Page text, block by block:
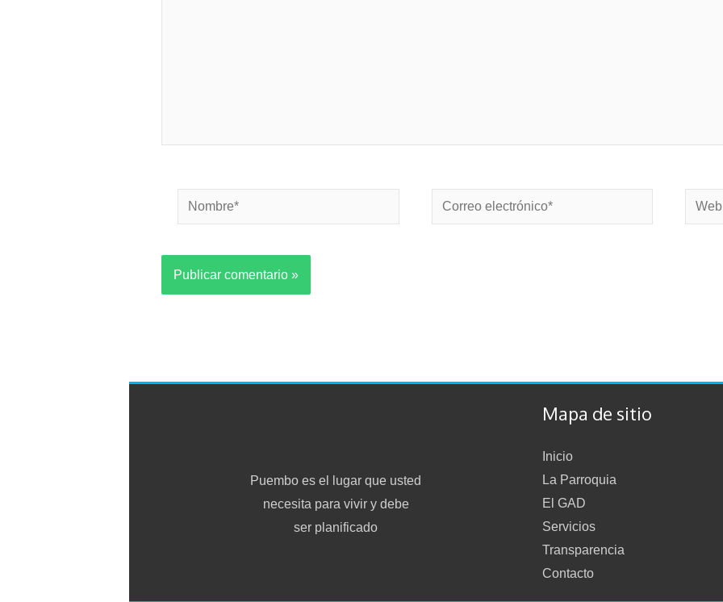
Nombre*
Correo
electrónico*
Web
Puembo es el lugar que usted
necesita para vivir y debe
ser planificado
Mapa de sitio
Inicio
La Parroquia
El GAD
Servicios
Transparencia
Contacto